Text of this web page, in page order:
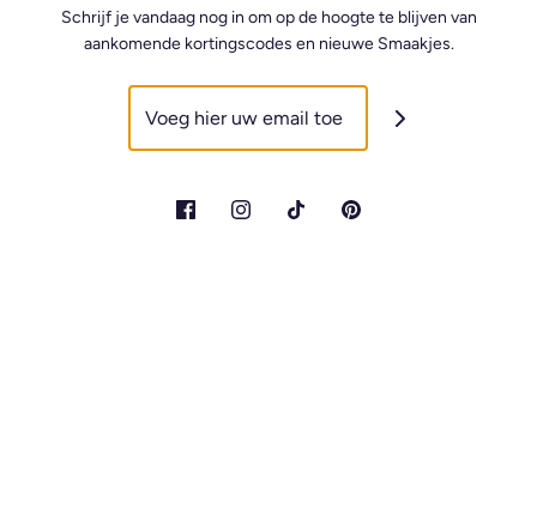
Schrijf je vandaag nog in om op de hoogte te blijven van
aankomende kortingscodes en nieuwe Smaakjes.